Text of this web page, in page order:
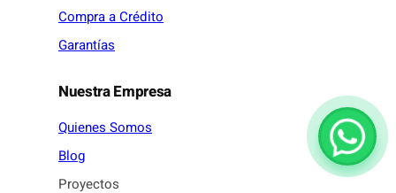
Compra a Crédito
Garantías
Nuestra Empresa
Quienes Somos
Blog
Proyectos